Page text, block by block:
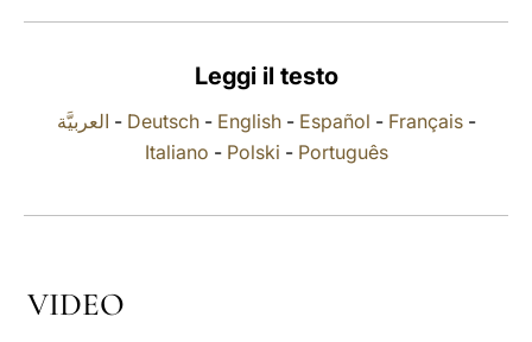
Leggi il testo
العربيَّة - Deutsch- English- Español - Français-
Italiano - Polski - Português
VIDEO